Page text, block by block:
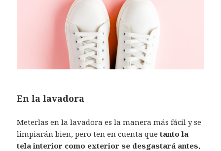
En la lavadora
Meterlas en la lavadora es la manera más fácil y se
limpiarán bien, pero ten en cuenta quetanto la
tela interior como exterior se desgastará antes,